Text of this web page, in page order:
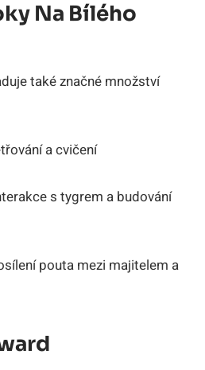
Na Bílého
také značné množství
a cvičení
s tygrem a budování
pouta mezi majitelem a